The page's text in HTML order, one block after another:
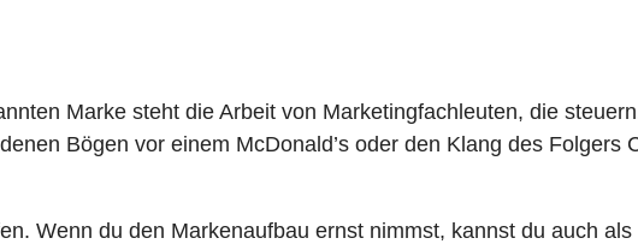
Marke steht die Arbeit von Marketingfachleuten, die
Bögen vor einem McDonald’s oder den Klang des Folgers
Wenn du den Markenaufbau ernst nimmst, kannst du auch